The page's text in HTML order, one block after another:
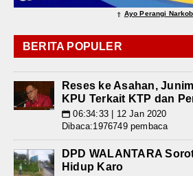
⇑ Ayo Perangi
BERITA POPULER
Reses ke Asahan,
KPU Terkait KTP dan
📅 06:34:33 | 12 Jan 2020
Dibaca:1976749 pembaca
DPD WALANTARA
Hidup Karo